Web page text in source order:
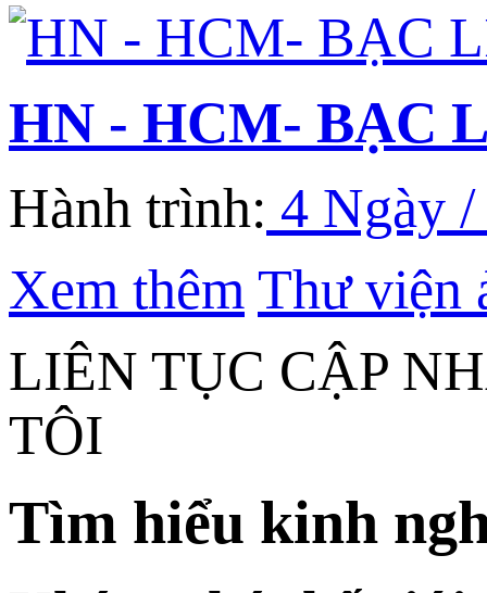
HN - HCM- BẠC
Hành trình: 4 Ngày
Xem thêm Thư viện
LIÊN TỤC CẬP
TÔI
Tìm hiểu kinh